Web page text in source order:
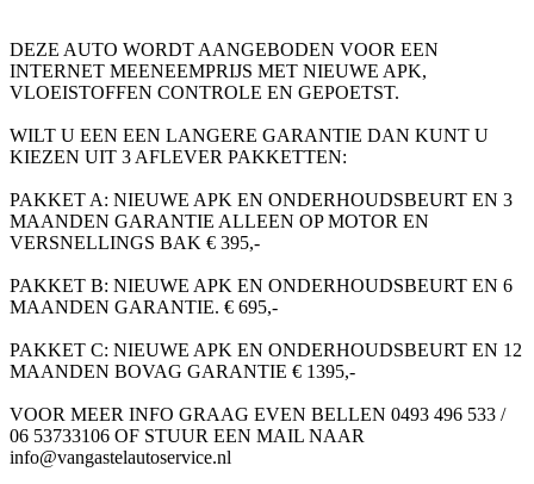
DEZE AUTO WORDT AANGEBODEN VOOR EEN
INTERNET MEENEEMPRIJS MET NIEUWE APK,
VLOEISTOFFEN CONTROLE EN GEPOETST.
WILT U EEN EEN LANGERE GARANTIE DAN KUNT U
KIEZEN UIT 3 AFLEVER PAKKETTEN:
PAKKET A: NIEUWE APK EN ONDERHOUDSBEURT EN 3
MAANDEN GARANTIE ALLEEN OP MOTOR EN
VERSNELLINGS BAK € 395,-
PAKKET B: NIEUWE APK EN ONDERHOUDSBEURT EN 6
MAANDEN GARANTIE. € 695,-
PAKKET C: NIEUWE APK EN ONDERHOUDSBEURT EN 12
MAANDEN BOVAG GARANTIE € 1395,-
VOOR MEER INFO GRAAG EVEN BELLEN 0493 496 533 /
06 53733106 OF STUUR EEN MAIL NAAR
info@vangastelautoservice.nl